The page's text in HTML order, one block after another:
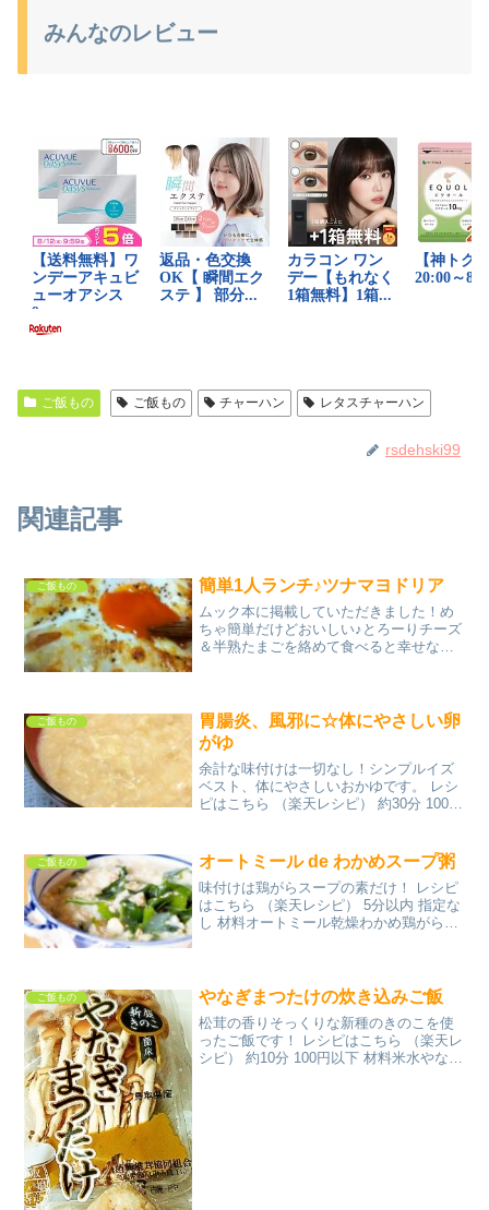
みんなのレビュー
ご飯もの ご飯もの チャーハン レタスチャーハン
rsdehski99
関連記事
ご飯もの 簡単1人ランチ♪ツナマヨドリア
ムック本に掲載していただきました！め
ちゃ簡単だけどおいしい♪とろーりチーズ
＆半熟たまごを絡めて食べると幸せな気
ズしょうゆ...
ご飯もの
胃腸炎、風邪に☆体にやさしい卵
がゆ
余計な味付けは一切なし！シンプルイズ
ベスト、体にやさしいおかゆです。 レシ
ピはこちら （楽天レシピ） 約30分 100円
ご飯もの オートミール de わかめスープ粥
味付けは鶏がらスープの素だけ！ レシピ
はこちら （楽天レシピ） 5分以内 指定な
し 材料オートミール乾燥わかめ鶏がらス
ご飯もの やなぎまつたけの炊き込みご飯
松茸の香りそっくりな新種のきのこを使
ったご飯です！ レシピはこちら （楽天レ
シピ） 約10分 100円以下 材料米水やなぎ